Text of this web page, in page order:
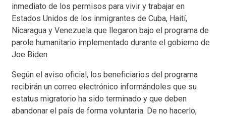
inmediato de los permisos para vivir y trabajar en
Estados Unidos de los inmigrantes de Cuba, Haití,
Nicaragua y Venezuela que llegaron bajo el programa de
parole humanitario implementado durante el gobierno de
Joe Biden.
Según el aviso oficial, los beneficiarios del programa
recibirán un correo electrónico informándoles que su
estatus migratorio ha sido terminado y que deben
abandonar el país de forma voluntaria. De no hacerlo,